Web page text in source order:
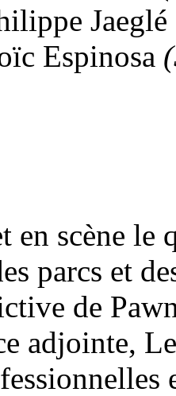
Jaeglé
en scène
parcs et
de
adjointe,